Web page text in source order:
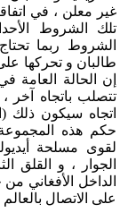
غير معلن ، في
تلك الشروط
الشروط ربما
طالبان و تحركها
إن الحالة العامة
تتصلب باتجاه آخر
اتجاه سيكون ذلك
حكم هذه المجموعة
لقوى مسلحة
الجوار ، و القلق
الداخل الأفغاني
على الاتصال